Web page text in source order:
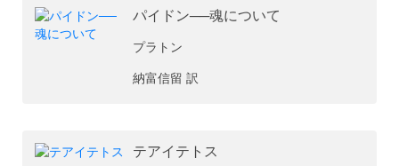
パイドン──魂について
プラトン
納富信留 訳
テアイテトス